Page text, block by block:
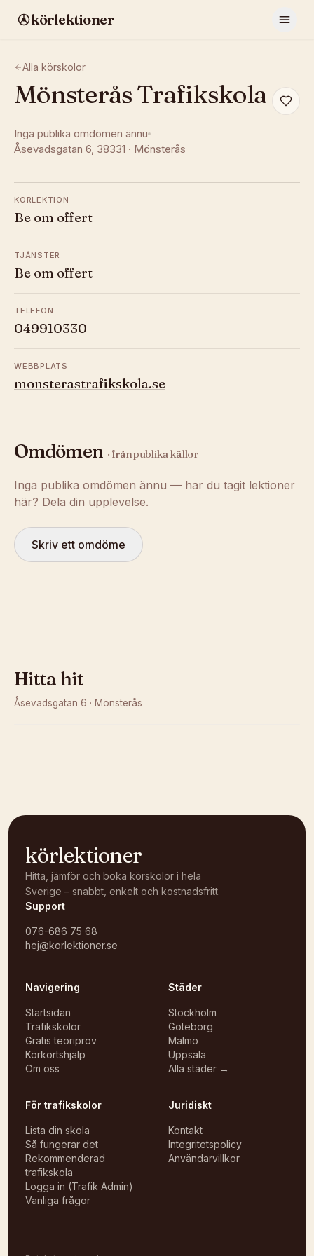
körlektioner
Alla körskolor
Mönsterås Trafikskola
Inga publika omdömen ännu
Åsevadsgatan 6, 38331 · Mönsterås
KÖRLEKTION
Be om offert
TJÄNSTER
Be om offert
TELEFON
049910330
WEBBPLATS
monsterastrafikskola.se
Omdömen · från publika källor
Inga publika omdömen ännu — har du tagit lektioner
här? Dela din upplevelse.
Skriv ett omdöme
Hitta hit
Åsevadsgatan 6 · Mönsterås
körlektioner
Hitta, jämför och boka körskolor i hela
Sverige – snabbt, enkelt och kostnadsfritt.
Support
076-686 75 68
hej@korlektioner.se
Navigering
Startsidan
Trafikskolor
Gratis teoriprov
Körkortshjälp
Om oss
Städer
Stockholm
Göteborg
Malmö
Uppsala
Alla städer →
För trafikskolor
Lista din skola
Så fungerar det
Rekommenderad
trafikskola
Logga in (Trafik Admin)
Vanliga frågor
Juridiskt
Kontakt
Integritetspolicy
Användarvillkor